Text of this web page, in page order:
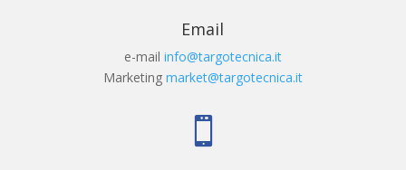
Email
e-mail info@targotecnica.it
Marketing market@targotecnica.it
